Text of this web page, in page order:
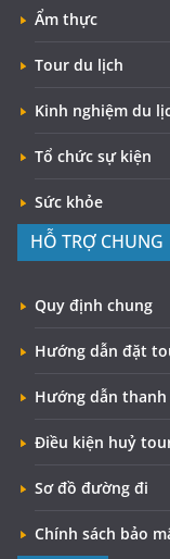
Ẩm thực
Tour du lịch
Kinh nghiệm du
Tổ chức sự kiện
Sức khỏe
HỖ TRỢ CHUNG
Quy định chung
Hướng dẫn đặt
Hướng dẫn
Điều kiện huỷ
Sơ đồ đường đi
Chính sách bảo